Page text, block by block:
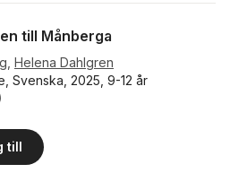
till Månberga
Helena Dahlgren
Svenska, 2025, 9-12 år
Totalt antal röster:
till